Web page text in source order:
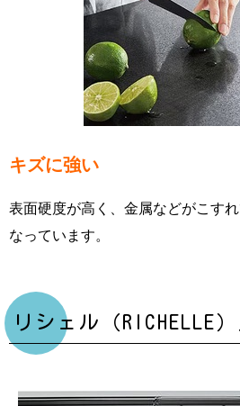
キズに強い
表面硬度が高く、金属などがこす
なっています。
リシェル（RICHELLE